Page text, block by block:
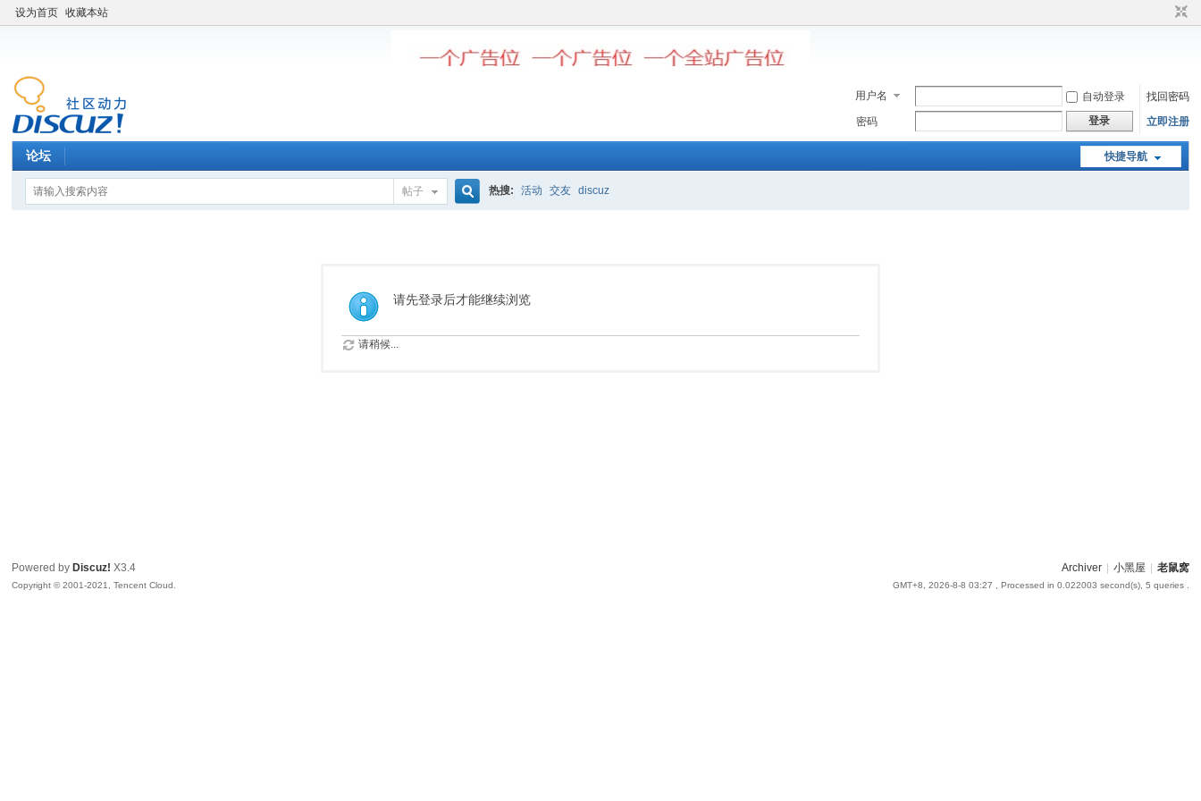
设为首页 收藏本站
用户名 自动登录
找回密码
密码
登录 立即注册
快捷导航
论坛
帖子
索
热搜: 活动 交友 discuz
请先登录后才能继续浏览
请稍候...
Archiver 小黑屋 老鼠窝
GMT+8, 2026-8-8 03:27 , Processed in 0.022003 second(s), 5 queries .
Powered by Discuz! X3.4
Copyright © 2001-2021, Tencent Cloud.